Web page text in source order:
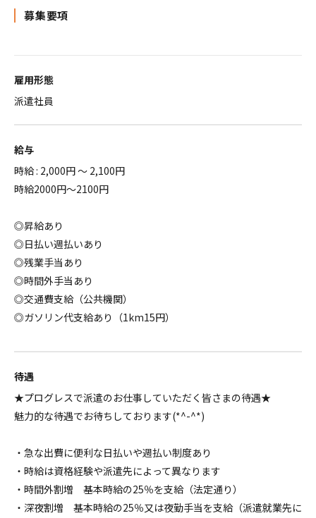
募集要項
雇用形態
派遣社員
給与
時給 : 2,000円 ～ 2,100円
時給2000円～2100円
◎昇給あり
◎日払い週払いあり
◎残業手当あり
◎時間外手当あり
◎交通費支給（公共機関）
◎ガソリン代支給あり（1km15円）
待遇
★プログレスで派遣のお仕事していただく皆さまの待遇★
魅力的な待遇でお待ちしております(*^-^*)
・急な出費に便利な日払いや週払い制度あり
・時給は資格経験や派遣先によって異なります
・時間外割増 基本時給の25％を支給（法定通り）
・深夜割増 基本時給の25％又は夜勤手当を支給（派遣就業先に